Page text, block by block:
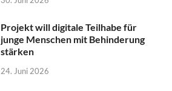
Projekt will digitale Teilhabe für
junge Menschen mit Behinderung
stärken
24. Juni 2026